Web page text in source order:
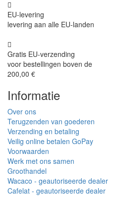
EU-levering
levering aan alle EU-landen
Gratis EU-verzending
voor bestellingen boven de
200,00 €
Informatie
Over ons
Terugzenden van goederen
Verzending en betaling
Veilig online betalen GoPay
Voorwaarden
Werk met ons samen
Groothandel
Wacaco - geautoriseerde dealer
Cafelat - geautoriseerde dealer